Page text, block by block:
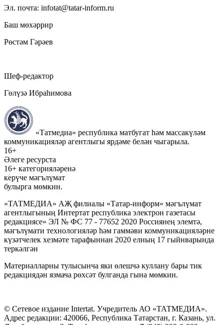
Эл. почта: infotat@tatar-inform.ru
Баш мөхәррир
Рөстәм Гәрәев
Шеф-редактор
Гөлүзә Ибраһимова
«Татмедиа» республика матбугат һәм массакүләм
коммуникацияләр агентлыгы ярдәме белән чыгарыла.
16+
Әлеге ресурста
16+ категорияләренә
керүче мәгълүмат
булырга мөмкин.
«ТАТМЕДИА» АҖ филиалы «Татар-информ» мәгълүмат
агентлыгының Интертат республика электрон газетасы
редакциясе» ЭЛ № ФС 77 - 77652 2020 Россиянең элемтә,
мәгълүмати технологияләр һәм гаммәви коммуникацияләрне
күзәтчелек хезмәте тарафыннан 2020 елның 17 гыйнварында
теркәлгән
Материалларны тулысынча яки өлешчә куллану бары тик
редакциядән язмача рөхсәт булганда гына мөмкин.
© Сетевое издание Intertat. Учредитель АО «ТАТМЕДИА».
Адрес редакции: 420066, Республика Татарстан, г. Казань, ул.